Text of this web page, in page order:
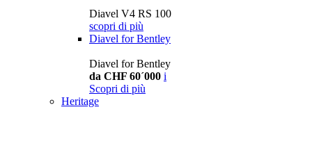
Diavel V4 RS 100
scopri di più
Diavel for Bentley
Diavel for Bentley
da CHF 60´000 i
Scopri di più
Heritage